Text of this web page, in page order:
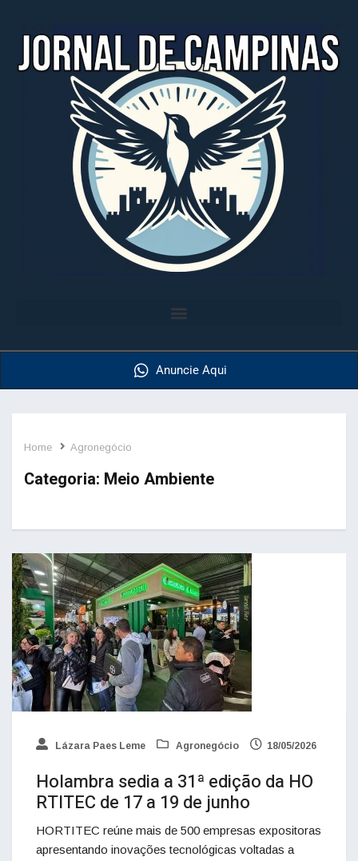
Anuncie Aqui
Home Agronegócio
Categoria: Meio Ambiente
Lázara Paes Leme Agronegócio 18/05/2026
Holambra sedia a 31ª edição da HO
RTITEC de 17 a 19 de junho
HORTITEC reúne mais de 500 empresas expositoras
apresentando inovações tecnológicas voltadas a